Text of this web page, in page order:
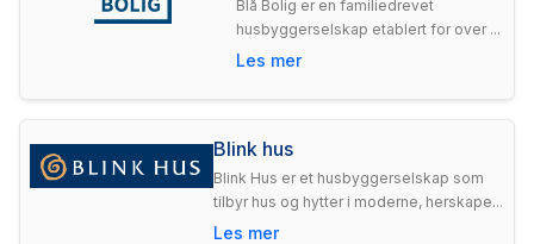
Blå Bolig er en familiedrevet
husbyggerselskap etablert for over ...
Les mer
Blink hus
Blink Hus er et husbyggerselskap som
tilbyr hus og hytter i moderne, herskape...
Les mer